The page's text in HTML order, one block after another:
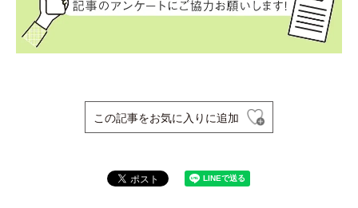
この記事をお気に入りに追加